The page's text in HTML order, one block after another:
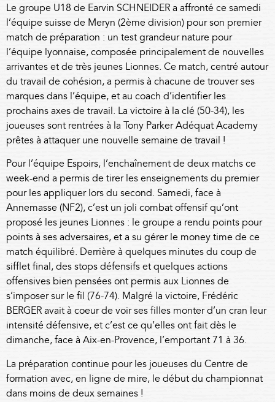
Le groupe U18 de Earvin SCHNEIDER a affronté ce samedi
l’équipe suisse de Meryn (2ème division) pour son premier
match de préparation : un test grandeur nature pour
l’équipe lyonnaise, composée principalement de nouvelles
arrivantes et de très jeunes Lionnes. Ce match, centré autour
du travail de cohésion, a permis à chacune de trouver ses
marques dans l’équipe, et au coach d’identifier les
prochains axes de travail. La victoire à la clé (50-34), les
joueuses sont rentrées à la Tony Parker Adéquat Academy
prêtes à attaquer une nouvelle semaine de travail !
Pour l’équipe Espoirs, l’enchaînement de deux matchs ce
week-end a permis de tirer les enseignements du premier
pour les appliquer lors du second. Samedi, face à
Annemasse (NF2), c’est un joli combat offensif qu’ont
proposé les jeunes Lionnes : le groupe a rendu points pour
points à ses adversaires, et a su gérer le money time de ce
match équilibré. Derrière à quelques minutes du coup de
sifflet final, des stops défensifs et quelques actions
offensives bien pensées ont permis aux Lionnes de
s’imposer sur le fil (76-74). Malgré la victoire, Frédéric
BERGER avait à coeur de voir ses filles monter d’un cran leur
intensité défensive, et c’est ce qu’elles ont fait dès le
dimanche, face à Aix-en-Provence, l’emportant 71 à 36.
La préparation continue pour les joueuses du Centre de
formation avec, en ligne de mire, le début du championnat
dans moins de deux semaines !